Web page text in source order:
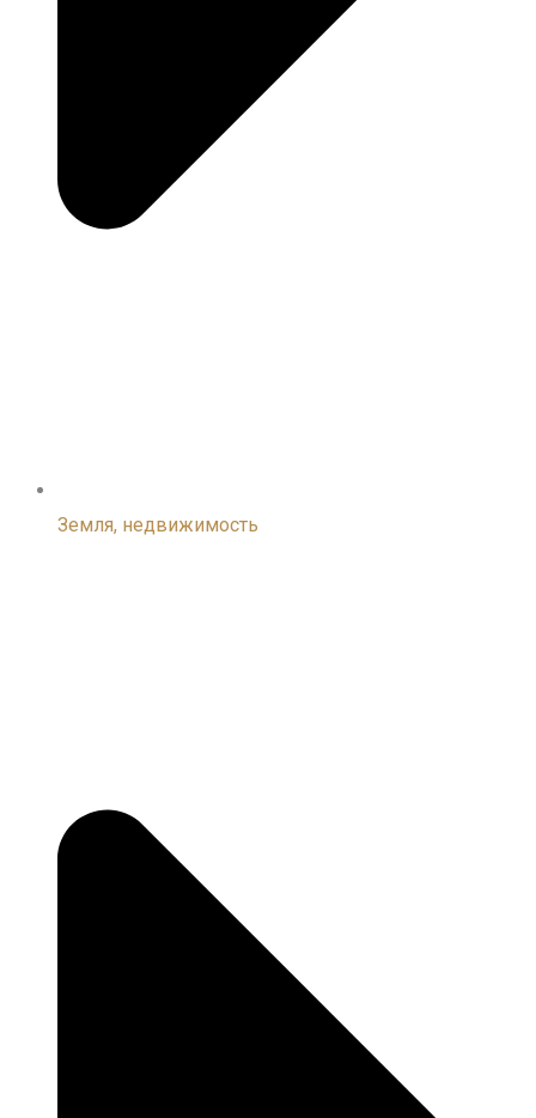
Земля, недвижимость